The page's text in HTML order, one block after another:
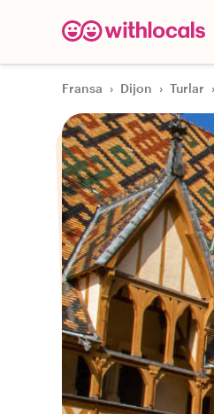
Fransa › Dijon › Turlar ›